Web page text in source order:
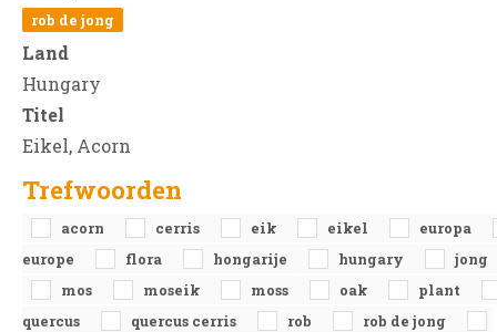
rob de jong
Land
Hungary
Titel
Eikel, Acorn
Trefwoorden
acorn cerris eik eikel
europa
europe
flora hongarije hungary
jong
mos
moseik moss oak
plant
quercus
quercus cerris rob
rob de jong